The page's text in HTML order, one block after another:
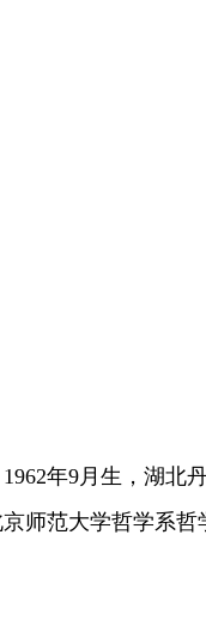
年9月生，湖北丹
师范大学哲学系